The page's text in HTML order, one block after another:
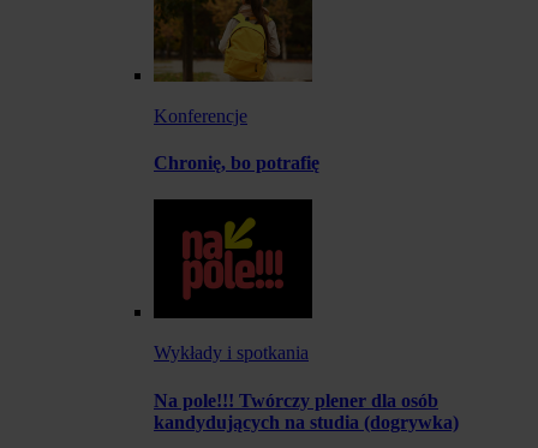
Konferencje
Chronię, bo potrafię
Wykłady i spotkania
Na pole!!! Twórczy plener dla osób
kandydujących na studia (dogrywka)